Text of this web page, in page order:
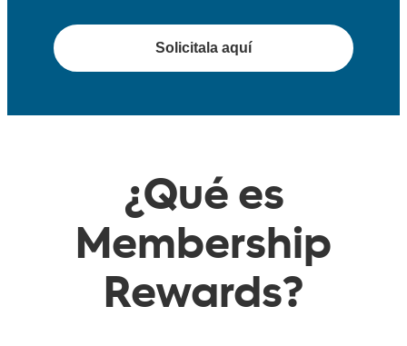
Solicitala aquí
¿Qué es
Membership
Rewards?